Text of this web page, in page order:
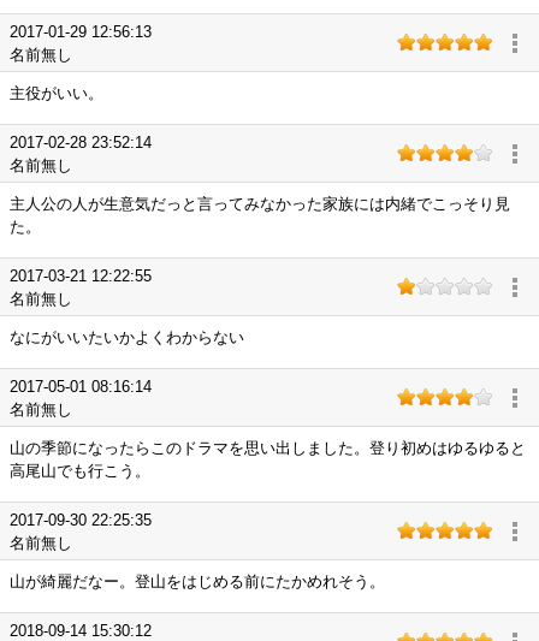
2017-01-29 12:56:13
名前無し
主役がいい。
2017-02-28 23:52:14
名前無し
主人公の人が生意気だっと言ってみなかった家族には内緒でこっそり見
た。
2017-03-21 12:22:55
名前無し
なにがいいたいかよくわからない
2017-05-01 08:16:14
名前無し
山の季節になったらこのドラマを思い出しました。登り初めはゆるゆると
高尾山でも行こう。
2017-09-30 22:25:35
名前無し
山が綺麗だなー。登山をはじめる前にたかめれそう。
2018-09-14 15:30:12